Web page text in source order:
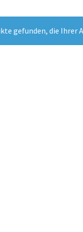
gefunden, die Ihrer